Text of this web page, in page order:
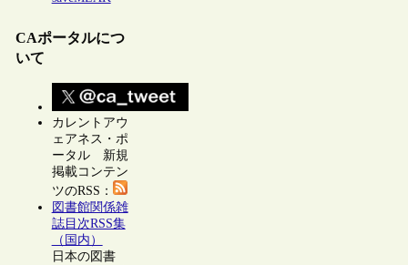
CAポータルにつ
いて
カレントアウ
ェアネス・ポ
ータル 新規
掲載コンテン
ツのRSS：
図書館関係雑
誌目次RSS集
（国内）
日本の図書